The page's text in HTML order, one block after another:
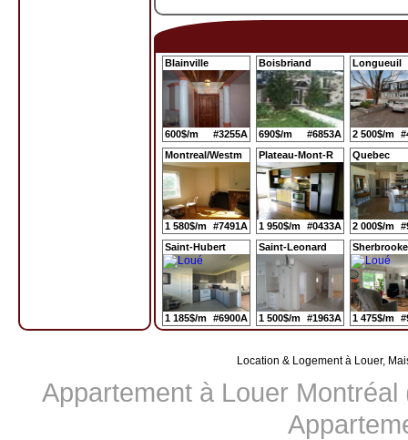
Blainville
600$/m #3255A
Boisbriand
690$/m #6853A
Longueuil
2 500$/m
Montreal/Westm
1 580$/m #7491A
Plateau-Mont-R
1 950$/m #0433A
Quebec
2 000$/m
Saint-Hubert
1 185$/m #6900A
Saint-Leonard
1 500$/m #1963A
Sherbrooke
1 475$/m
Location & Logement à Louer,
Appartement à Louer Montréal